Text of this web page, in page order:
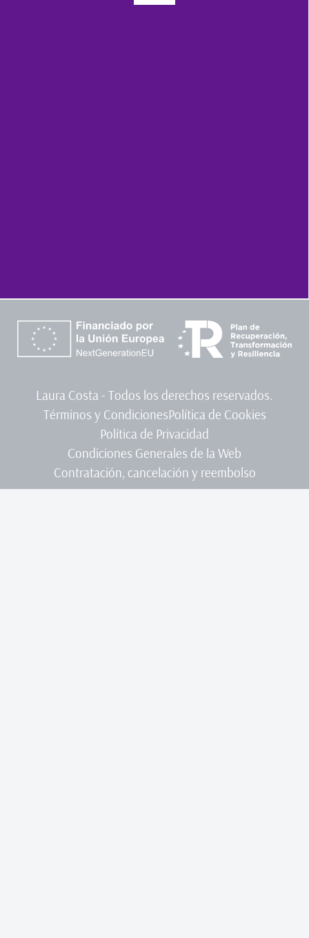
Laura Costa - Todos los derechos reservados.
Términos y CondicionesPolítica de Cookies
Política de Privacidad
Condiciones Generales de la Web
Contratación, cancelación y reembolso